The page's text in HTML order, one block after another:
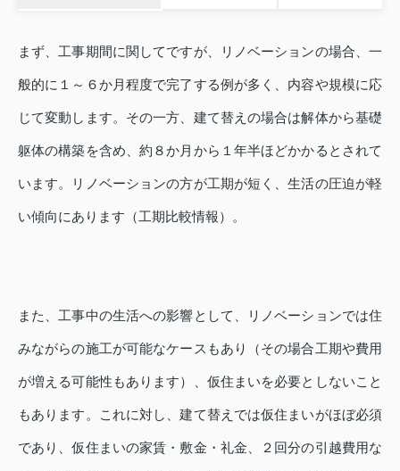
まず、工事期間に関してですが、リノベーションの場合、一
般的に１～６か月程度で完了する例が多く、内容や規模に応
じて変動します。その一方、建て替えの場合は解体から基礎
躯体の構築を含め、約８か月から１年半ほどかかるとされて
います。リノベーションの方が工期が短く、生活の圧迫が軽
い傾向にあります（工期比較情報）。
また、工事中の生活への影響として、リノベーションでは住
みながらの施工が可能なケースもあり（その場合工期や費用
が増える可能性もあります）、仮住まいを必要としないこと
もあります。これに対し、建て替えでは仮住まいがほぼ必須
であり、仮住まいの家賃・敷金・礼金、２回分の引越費用な